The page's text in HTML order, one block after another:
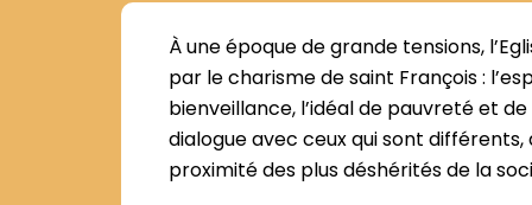
À une époque de grande tensions,
par le charisme de saint François :
bienveillance, l’idéal de pauvreté et
dialogue avec ceux qui sont
proximité des plus déshérités de la